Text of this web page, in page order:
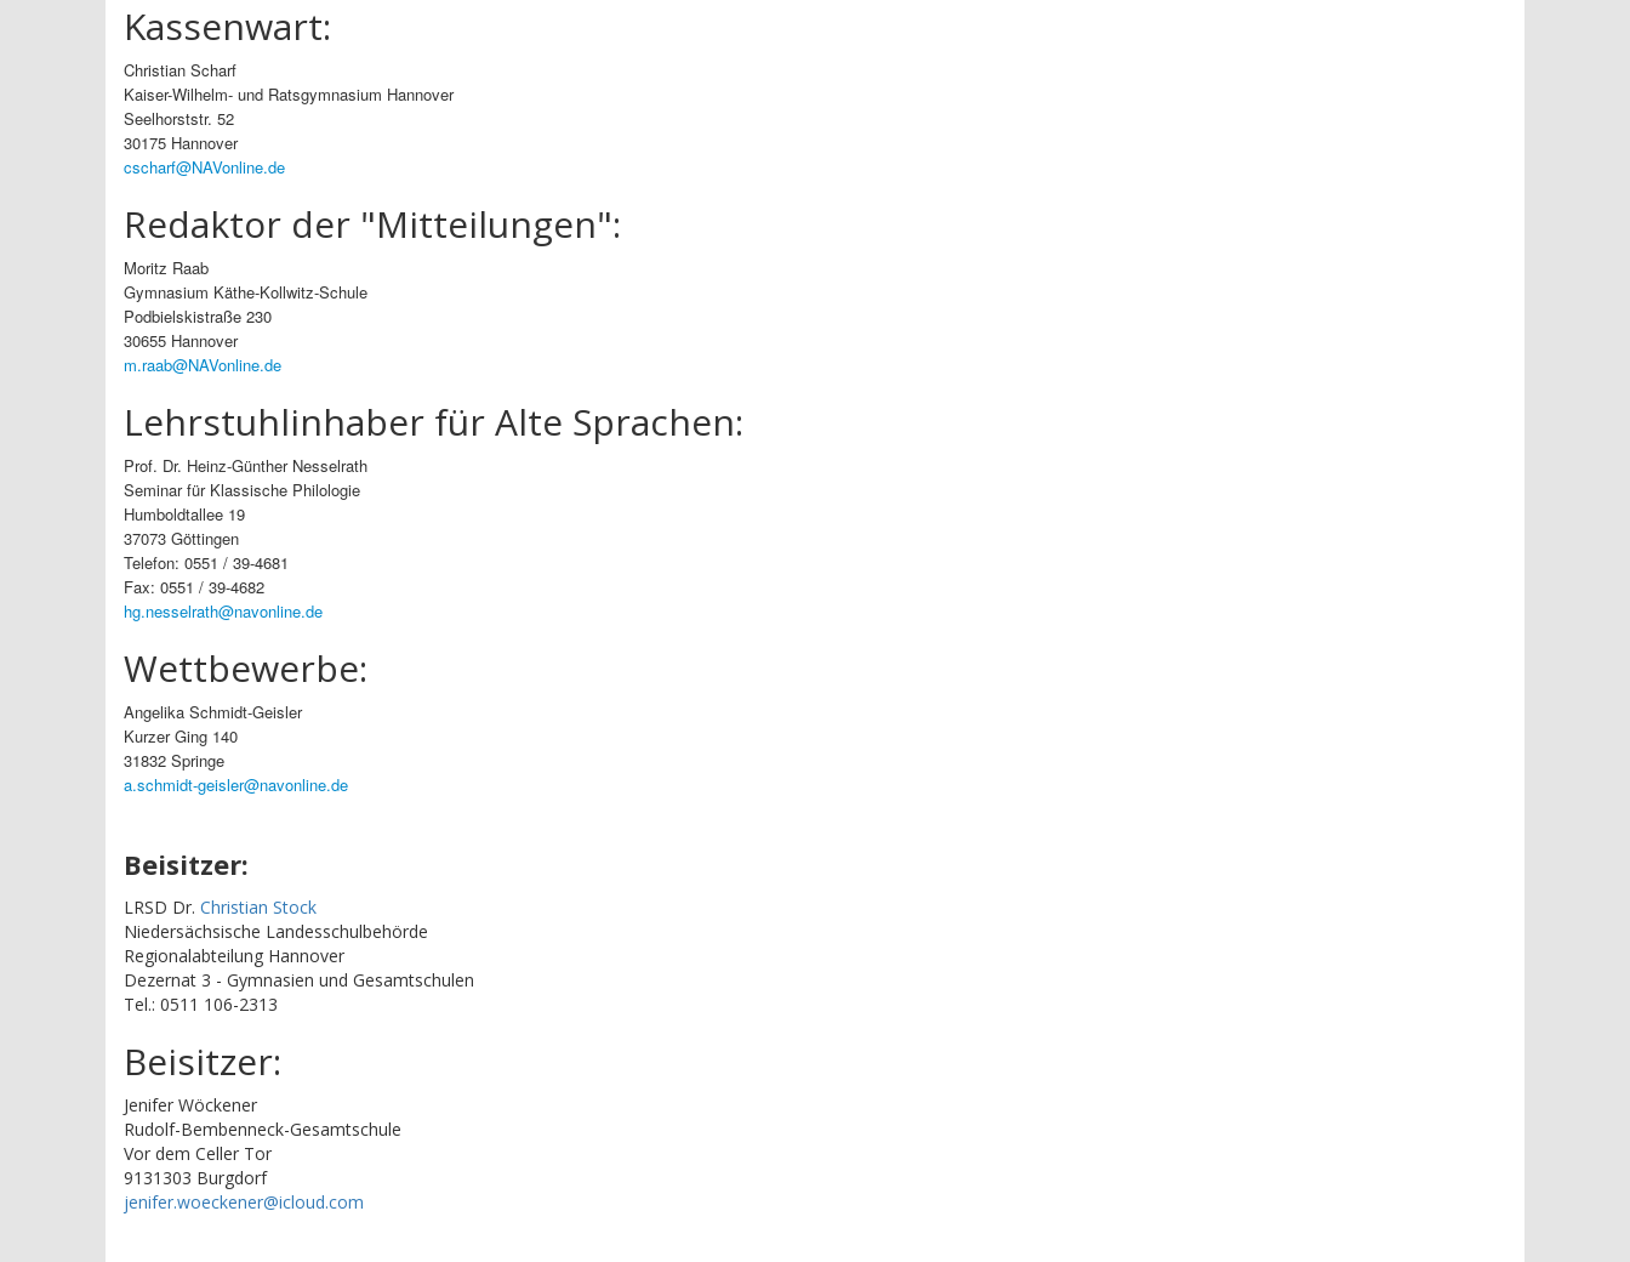
Kassenwart:
Christian Scharf
Kaiser-Wilhelm- und Ratsgymnasium Hannover
Seelhorststr. 52
30175 Hannover
cscharf@NAVonline.de
Redaktor der "Mitteilungen":
Moritz Raab
Gymnasium Käthe-Kollwitz-Schule
Podbielskistraße 230
30655 Hannover
m.raab@NAVonline.de
Lehrstuhlinhaber für Alte Sprachen:
Prof. Dr. Heinz-Günther Nesselrath
Seminar für Klassische Philologie
Humboldtallee 19
37073 Göttingen
Telefon: 0551 / 39-4681
Fax: 0551 / 39-4682
hg.nesselrath@navonline.de
Wettbewerbe:
Angelika Schmidt-Geisler
Kurzer Ging 140
31832 Springe
a.schmidt-geisler@navonline.de
Beisitzer:
LRSD Dr. Christian Stock
Niedersächsische Landesschulbehörde
Regionalabteilung Hannover
Dezernat 3 - Gymnasien und Gesamtschulen
Tel.: 0511 106-2313
Beisitzer:
Jenifer Wöckener
Rudolf-Bembenneck-Gesamtschule
Vor dem Celler Tor
9131303 Burgdorf
jenifer.woeckener@icloud.com